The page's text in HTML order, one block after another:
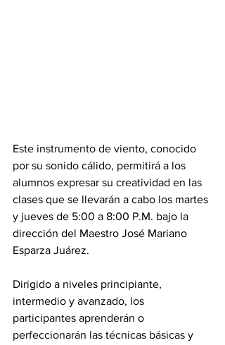
Este instrumento de viento, conocido
por su sonido cálido, permitirá a los
alumnos expresar su creatividad en las
clases que se llevarán a cabo los martes
y jueves de 5:00 a 8:00 P.M. bajo la
dirección del Maestro José Mariano
Esparza Juárez.
Dirigido a niveles principiante,
intermedio y avanzado, los
participantes aprenderán o
perfeccionarán las técnicas básicas y